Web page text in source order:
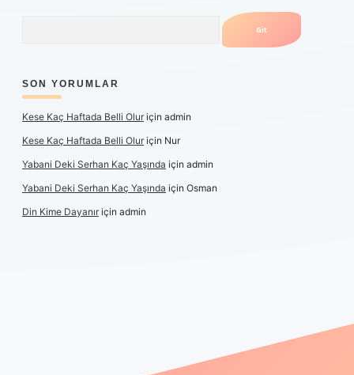
SON YORUMLAR
Kese Kaç Haftada Belli Oluriçin admin
Kese Kaç Haftada Belli Oluriçin Nur
Yabani Deki Serhan Kaç Yaşında için admin
Yabani Deki Serhan Kaç Yaşında için Osman
Din Kime Dayanıriçin admin